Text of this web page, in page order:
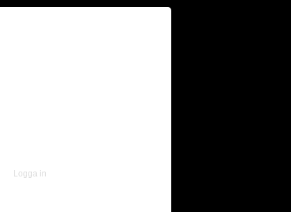
Logga in